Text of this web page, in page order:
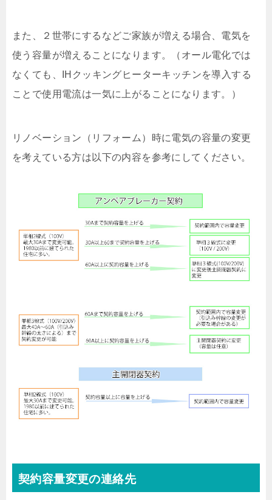
また、２世帯にするなどご家族が増える場合、電気を
使う容量が増えることになります。（オール電化では
なくても、IHクッキングヒーターキッチンを導入する
ことで使用電流は一気に上がることになります。）
リノベーション（リフォーム）時に電気の容量の変更
を考えている方は以下の内容を参考にしてください。
契約容量変更の連絡先